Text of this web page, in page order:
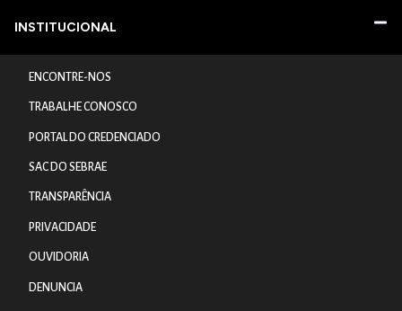
INSTITUCIONAL
ENCONTRE-NOS
TRABALHE CONOSCO
PORTAL DO CREDENCIADO
SAC DO SEBRAE
TRANSPARÊNCIA
PRIVACIDADE
OUVIDORIA
DENUNCIA